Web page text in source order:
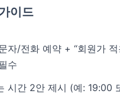
이드
자/전화 예약 + “회원가
수
시간 2안 제시 (예: 19:00